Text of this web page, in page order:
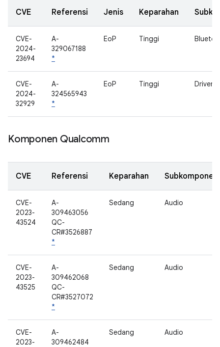
CVE Referensi Jenis Keparahan
CVE-
2024-
23694
A-
329067188
*
EoP Tinggi
CVE-
2024-
32929
A-
324565943
*
EoP Tinggi Driver
Komponen Qualcomm
CVE Referensi Keparahan Subkomponen
CVE-
2023-
43524
A-
309463056
QC-
CR#3526887
*
Sedang Audio
CVE-
2023-
43525
A-
309462068
QC-
CR#3527072
*
Sedang Audio
CVE-
2023-
A-
309462484
Sedang Audio